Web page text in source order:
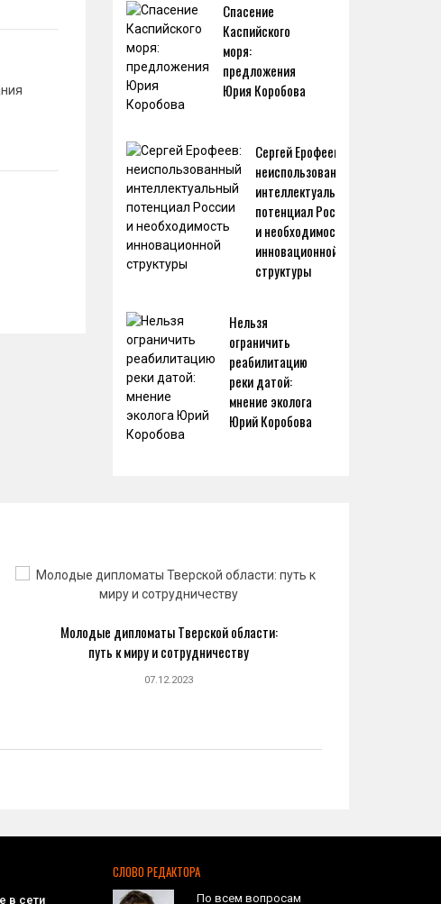
Спасение
Каспийского
моря:
предложения
Юрия Коробова
Сергей Ерофеев:
неиспользованный
интеллектуальный
потенциал России
и необходимость
инновационной
структуры
Нельзя
ограничить
реабилитацию
реки датой:
мнение эколога
Юрий Коробова
Молодые дипломаты Тверской области:
путь к миру и сотрудничеству
07.12.2023
в сети
СЛОВО РЕДАКТОРА
По всем вопросам